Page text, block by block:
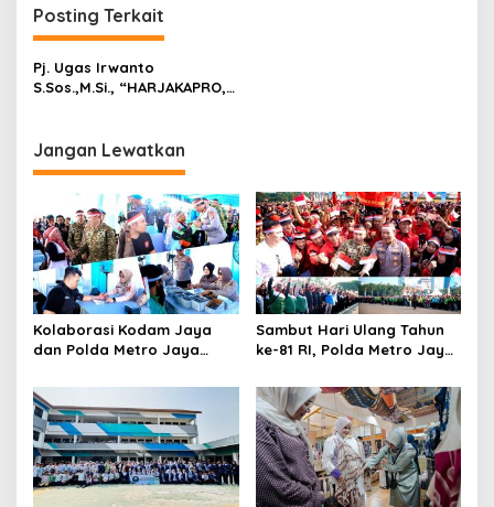
Posting Terkait
Pj. Ugas Irwanto
S.Sos.,M.Si., “HARJAKAPRO,
Probolinggo!!..”
Jangan Lewatkan
Kolaborasi Kodam Jaya
dan Polda Metro Jaya
Sambut Hari Ulang Tahun
ke-81 RI, Polda Metro Jaya